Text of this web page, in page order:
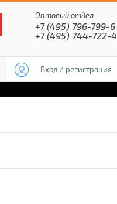
Оптовый отдел
+7 (495) 796-799-6
+7 (495) 744-722-4
Вход / регистрация